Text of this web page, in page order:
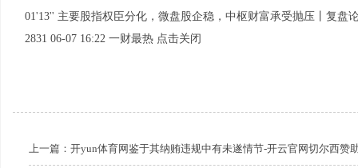
01'13'' 主要股指权臣分化，微盘股企稳，中枢财富承受抛压丨复盘
2831 06-07 16:22 一财最热 点击关闭
上一篇： 开yun体育网鉴于其纳贿违规中有未遂情节-开云官网切尔西赞